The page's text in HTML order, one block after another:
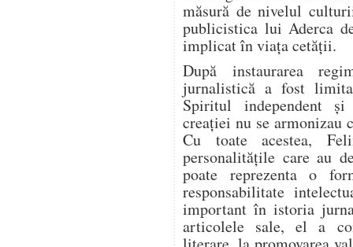
măsură de nivelul
publicistica lui Aderca
implicat în viața cetății.
După instaurarea
jurnalistică a fost
Spiritul independent
creației nu se armonizau
Cu toate acestea,
personalitățile care au
poate reprezenta o
responsabilitate
important în istoria
articolele sale, el a